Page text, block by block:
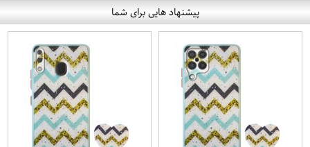
پیشنهاد هایی برای شما